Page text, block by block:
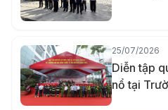
25/07/2026
Diễn tập
nổ tại
nghiệp